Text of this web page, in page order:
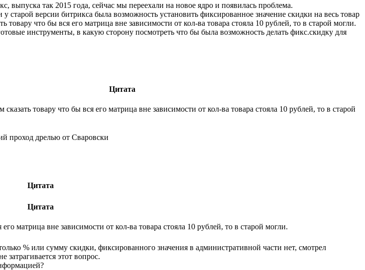
выпуска так 2015 года, сейчас мы переехали на новое ядро и появилась проблема.
старой версии битрикса была возможность установить фиксированное значение скидки на весь товар
что бы вся его матрица вне зависимости от кол-ва товара стояла 10 рублей, то в старой могли.
инструменты, в какую сторону посмотреть что бы была возможность делать фикс.скидку для
Цитата
товару что бы вся его матрица вне зависимости от кол-ва товара стояла 10 рублей, то в старой
проход дрелью от Сваровски
Цитата
Цитата
матрица вне зависимости от кол-ва товара стояла 10 рублей, то в старой могли.
% или сумму скидки, фиксированного значения в административной части нет, смотрел
этот вопрос.